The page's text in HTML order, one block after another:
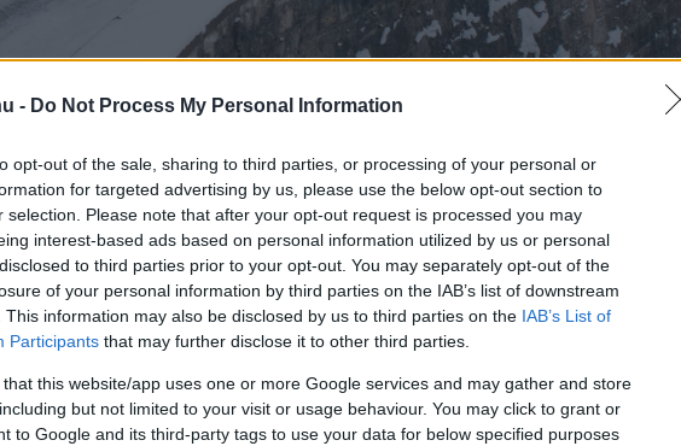
- Do Not Process My Personal Information
opt-out of the sale, sharing to third parties, or processing of your personal or
for targeted advertising by us, please use the below opt-out section to
selection. Please note that after your opt-out request is processed you may
interest-based ads based on personal information utilized by us or personal
to third parties prior to your opt-out. You may separately opt-out of the
of your personal information by third parties on the IAB’s list of downstream
This information may also be disclosed by us to third parties on the IAB’s List of
Participants that may further disclose it to other third parties.
that this website/app uses one or more Google services and may gather and store
but not limited to your visit or usage behaviour. You may click to grant or
to Google and its third-party tags to use your data for below specified purposes
ewrc – mi lesz velünk?